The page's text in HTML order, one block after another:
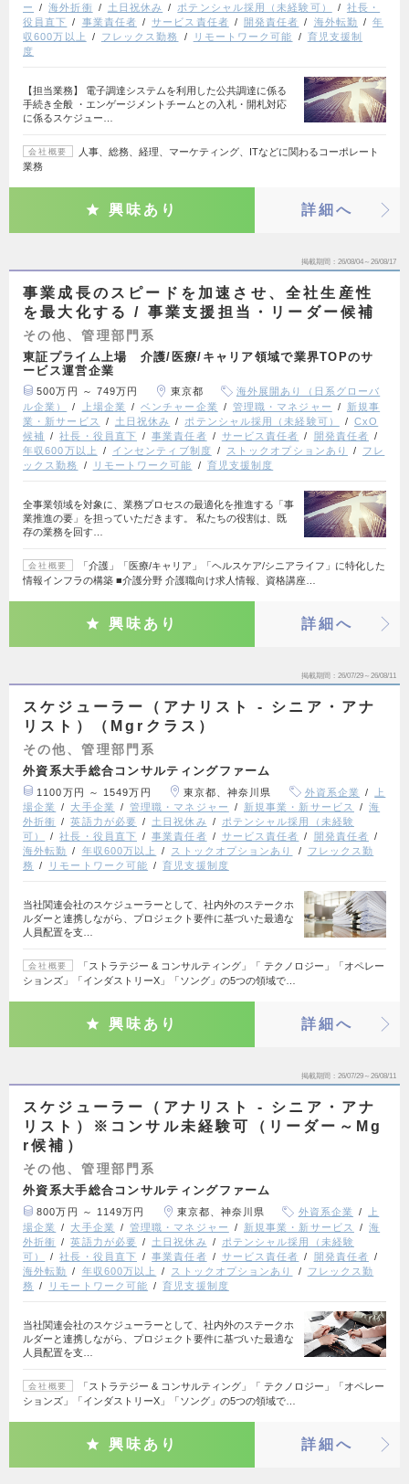
ー 海外折衝 土日祝休み ポテンシャル採用（未経験可）
社長・
役員直下
事業責任者 サービス責任者 開発責任者 海外転勤
年
収600万以上
フレックス勤務 リモートワーク可能
育児支援制
度
【担当業務】 電子調達システムを利用した公共調達に係る
手続き全般 ・エンゲージメントチームとの入札・開札対応
に係るスケジュー…
会社概要
人事、総務、経理、マーケティング、ITなどに関わるコーポレート
業務
興味あり 詳細へ
掲載期間 26/08/04～26/08/17
事業成長のスピードを加速させ、全社生産性
を最大化する / 事業支援担当・リーダー候補
その他、管理部門系
東証プライム上場 介護/医療/キャリア領域で業界TOPのサ
ービス運営企業
500万円 ～ 749万円 東京都
海外展開あり（日系グローバ
ル企業）
上場企業 ベンチャー企業 管理職・マネジャー
新規事
業・新サービス
土日祝休み ポテンシャル採用（未経験可）
CxO
候補
社長・役員直下 事業責任者 サービス責任者
開発責任者
年収600万以上
インセンティブ制度 ストックオプションあり
フレ
ックス勤務
リモートワーク可能 育児支援制度
全事業領域を対象に、業務プロセスの最適化を推進する「事
業推進の要」を担っていただきます。 私たちの役割は、既
存の業務を回す…
会社概要
「介護」「医療/キャリア」「ヘルスケア/シニアライフ」に特化した
情報インフラの構築 ■介護分野 介護職向け求人情報、資格講座…
興味あり 詳細へ
掲載期間 26/07/29～26/08/11
スケジューラー（アナリスト - シニア・アナ
リスト）（Mgrクラス）
その他、管理部門系
外資系大手総合コンサルティングファーム
1100万円 ～ 1549万円 東京都、神奈川県 外資系企業
上
場企業
大手企業 管理職・マネジャー 新規事業・新サービス
海
外折衝
英語力が必要 土日祝休み
ポテンシャル採用（未経験
可）
社長・役員直下 事業責任者 サービス責任者
開発責任者
海外転勤
年収600万以上 ストックオプションあり
フレックス勤
務
リモートワーク可能 育児支援制度
当社関連会社のスケジューラーとして、社内外のステークホ
ルダーと連携しながら、プロジェクト要件に基づいた最適な
人員配置を支…
会社概要
「ストラテジー & コンサルティング」「 テクノロジー」「オペレー
ションズ」「インダストリーX」「ソング」の5つの領域で…
興味あり 詳細へ
掲載期間 26/07/29～26/08/11
スケジューラー（アナリスト - シニア・アナ
リスト）※コンサル未経験可（リーダー～Mg
r候補）
その他、管理部門系
外資系大手総合コンサルティングファーム
800万円 ～ 1149万円 東京都、神奈川県 外資系企業
上
場企業
大手企業 管理職・マネジャー 新規事業・新サービス
海
外折衝
英語力が必要 土日祝休み
ポテンシャル採用（未経験
可）
社長・役員直下 事業責任者 サービス責任者
開発責任者
海外転勤
年収600万以上 ストックオプションあり
フレックス勤
務
リモートワーク可能 育児支援制度
当社関連会社のスケジューラーとして、社内外のステークホ
ルダーと連携しながら、プロジェクト要件に基づいた最適な
人員配置を支…
会社概要
「ストラテジー & コンサルティング」「 テクノロジー」「オペレー
ションズ」「インダストリーX」「ソング」の5つの領域で…
興味あり 詳細へ